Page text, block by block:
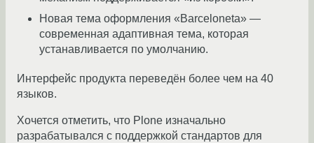
Новая тема оформления «Barceloneta» —
современная адаптивная тема, которая
устанавливается по умолчанию.
Интерфейс продукта переведён более чем на 40
языков.
Хочется отметить, что Plone изначально
разрабатывался с поддержкой стандартов для